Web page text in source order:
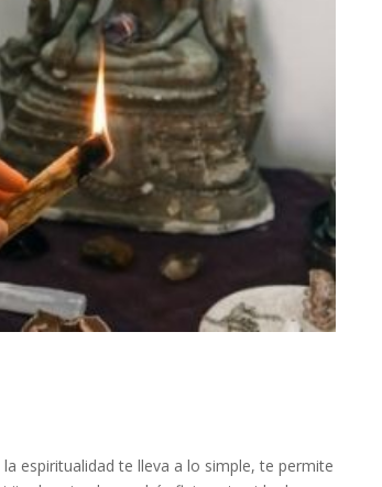
espiritualidad te lleva a lo simple, te permite